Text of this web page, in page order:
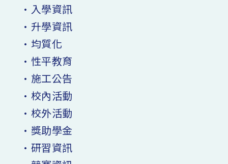
•入學資訊
•升學資訊
•均質化
•性平教育
•施工公告
•校內活動
•校外活動
•獎助學金
•研習資訊